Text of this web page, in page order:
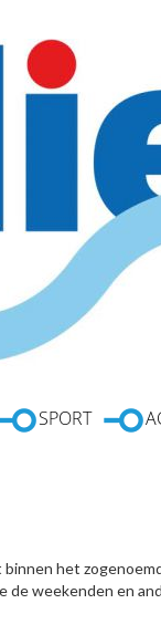
SPORT
het
de weekenden en